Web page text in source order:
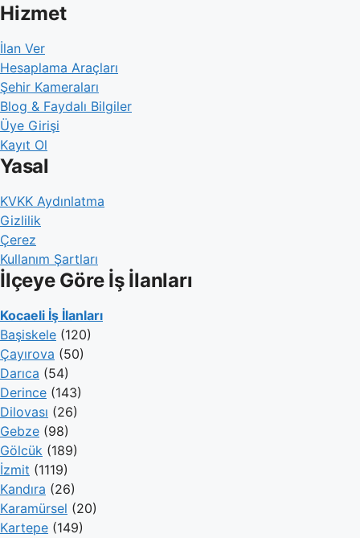
Hizmet
İlan Ver
Hesaplama Araçları
Şehir Kameraları
Blog & Faydalı Bilgiler
Üye Girişi
Kayıt Ol
Yasal
KVKK Aydınlatma
Gizlilik
Çerez
Kullanım Şartları
İlçeye Göre İş İlanları
Kocaeli İş İlanları
Başiskele (120)
Çayırova (50)
Darıca (54)
Derince (143)
Dilovası (26)
Gebze (98)
Gölcük (189)
İzmit (1119)
Kandıra (26)
Karamürsel (20)
Kartepe (149)